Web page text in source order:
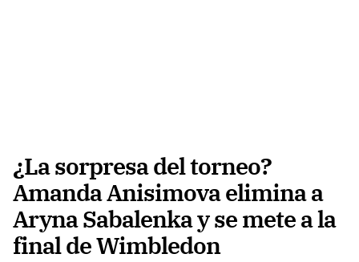
¿La sorpresa del torneo?
Amanda Anisimova elimina a
Aryna Sabalenka y se mete a la
final de Wimbledon